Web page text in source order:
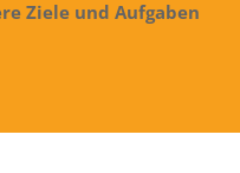
Ziele und Aufgaben